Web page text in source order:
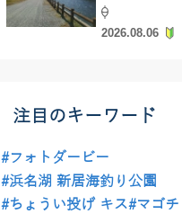
釣り場調査し
てきました
2026.08.06
注目のキーワード
#フォトダービー
#浜名湖 新居海釣り公園
#ちょうい投げ キス#マゴチ